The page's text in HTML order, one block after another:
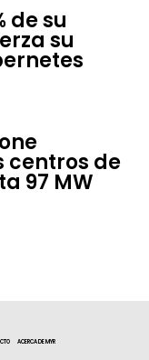
de su
su
centros de
97 MW
ACERCA DE MYR